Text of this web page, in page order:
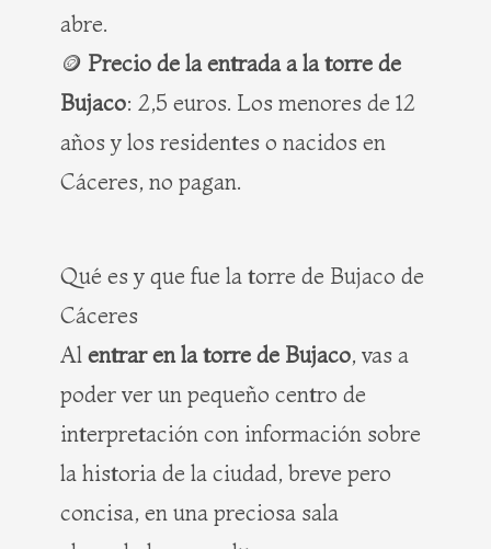
abre.
🪙 Precio de la entrada a la torre de
Bujaco: 2,5 euros. Los menores de 12
años y los residentes o nacidos en
Cáceres, no pagan.
Qué es y que fue la torre de Bujaco de
Cáceres
Al entrar en la torre de Bujaco, vas a
poder ver un pequeño centro de
interpretación con información sobre
la historia de la ciudad, breve pero
concisa, en una preciosa sala